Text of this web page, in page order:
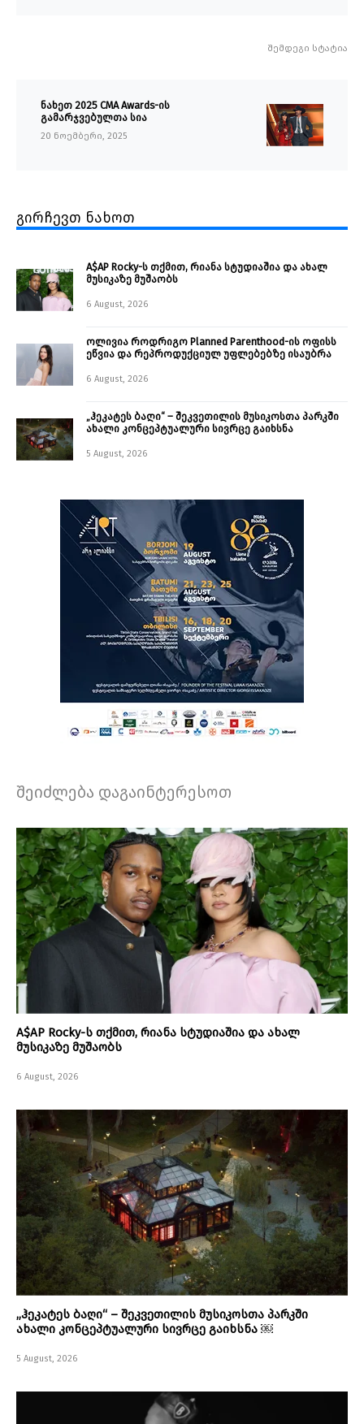
შემდეგი სტატია
ნახეთ 2025 CMA Awards-ის
გამარჯვებულთა სია
20 ნოემბერი, 2025
გირჩევთ ნახოთ
A$AP Rocky-ს თქმით, რიანა სტუდიაშია და ახალ
მუსიკაზე მუშაობს
6 August, 2026
ოლივია როდრიგო Planned Parenthood-ის ოფისს
ეწვია და რეპროდუქციულ უფლებებზე ისაუბრა
6 August, 2026
„ჰეკატეს ბაღი“ – შეკვეთილის მუსიკოსთა პარკში
ახალი კონცეპტუალური სივრცე გაიხსნა ￼
5 August, 2026
შეიძლება დაგაინტერესოთ
A$AP Rocky-ს თქმით, რიანა სტუდიაშია და ახალ
მუსიკაზე მუშაობს
6 August, 2026
„ჰეკატეს ბაღი“ – შეკვეთილის მუსიკოსთა პარკში
ახალი კონცეპტუალური სივრცე გაიხსნა ￼
5 August, 2026